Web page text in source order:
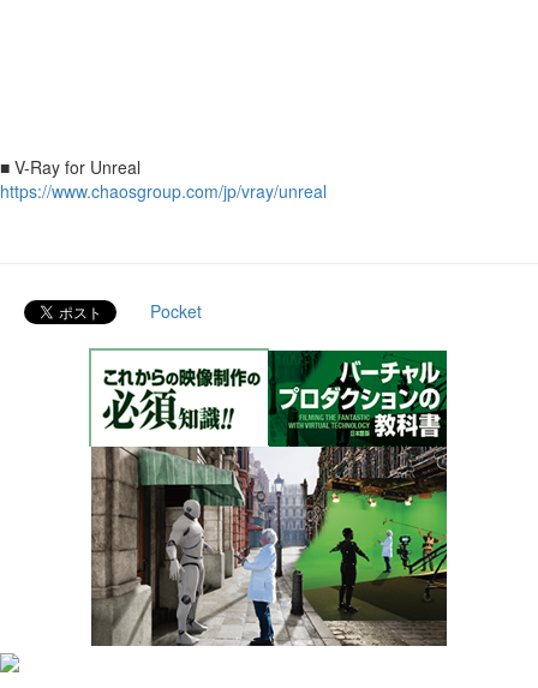
■ V-Ray for Unreal
https://www.chaosgroup.com/jp/vray/unreal
Pocket